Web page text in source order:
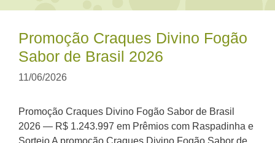
Promoção Craques Divino Fogão
Sabor de Brasil 2026
11/06/2026
Promoção Craques Divino Fogão Sabor de Brasil
2026 — R$ 1.243.997 em Prêmios com Raspadinha e